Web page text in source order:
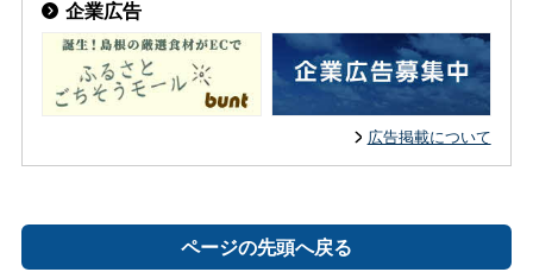
企業広告
広告掲載について
ページの先頭へ戻る